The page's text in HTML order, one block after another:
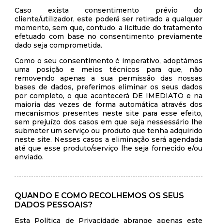
Caso exista consentimento prévio do
cliente/utilizador, este poderá ser retirado a qualquer
momento, sem que, contudo, a licitude do tratamento
efetuado com base no consentimento previamente
dado seja comprometida.
Como o seu consentimento é imperativo, adoptámos
uma posição e meios técnicos para que, não
removendo apenas a sua permissão das nossas
bases de dados, preferimos eliminar os seus dados
por completo, o que acontecerá DE IMEDIATO e na
maioria das vezes de forma automática através dos
mecanismos presentes neste site para esse efeito,
sem prejuízo dos casos em que seja nessessário lhe
submeter um serviço ou produto que tenha adquirido
neste site. Nesses casos a eliminação será agendada
até que esse produto/serviço lhe seja fornecido e/ou
enviado.
QUANDO E COMO RECOLHEMOS OS SEUS
DADOS PESSOAIS?
Esta Política de Privacidade abrange apenas este